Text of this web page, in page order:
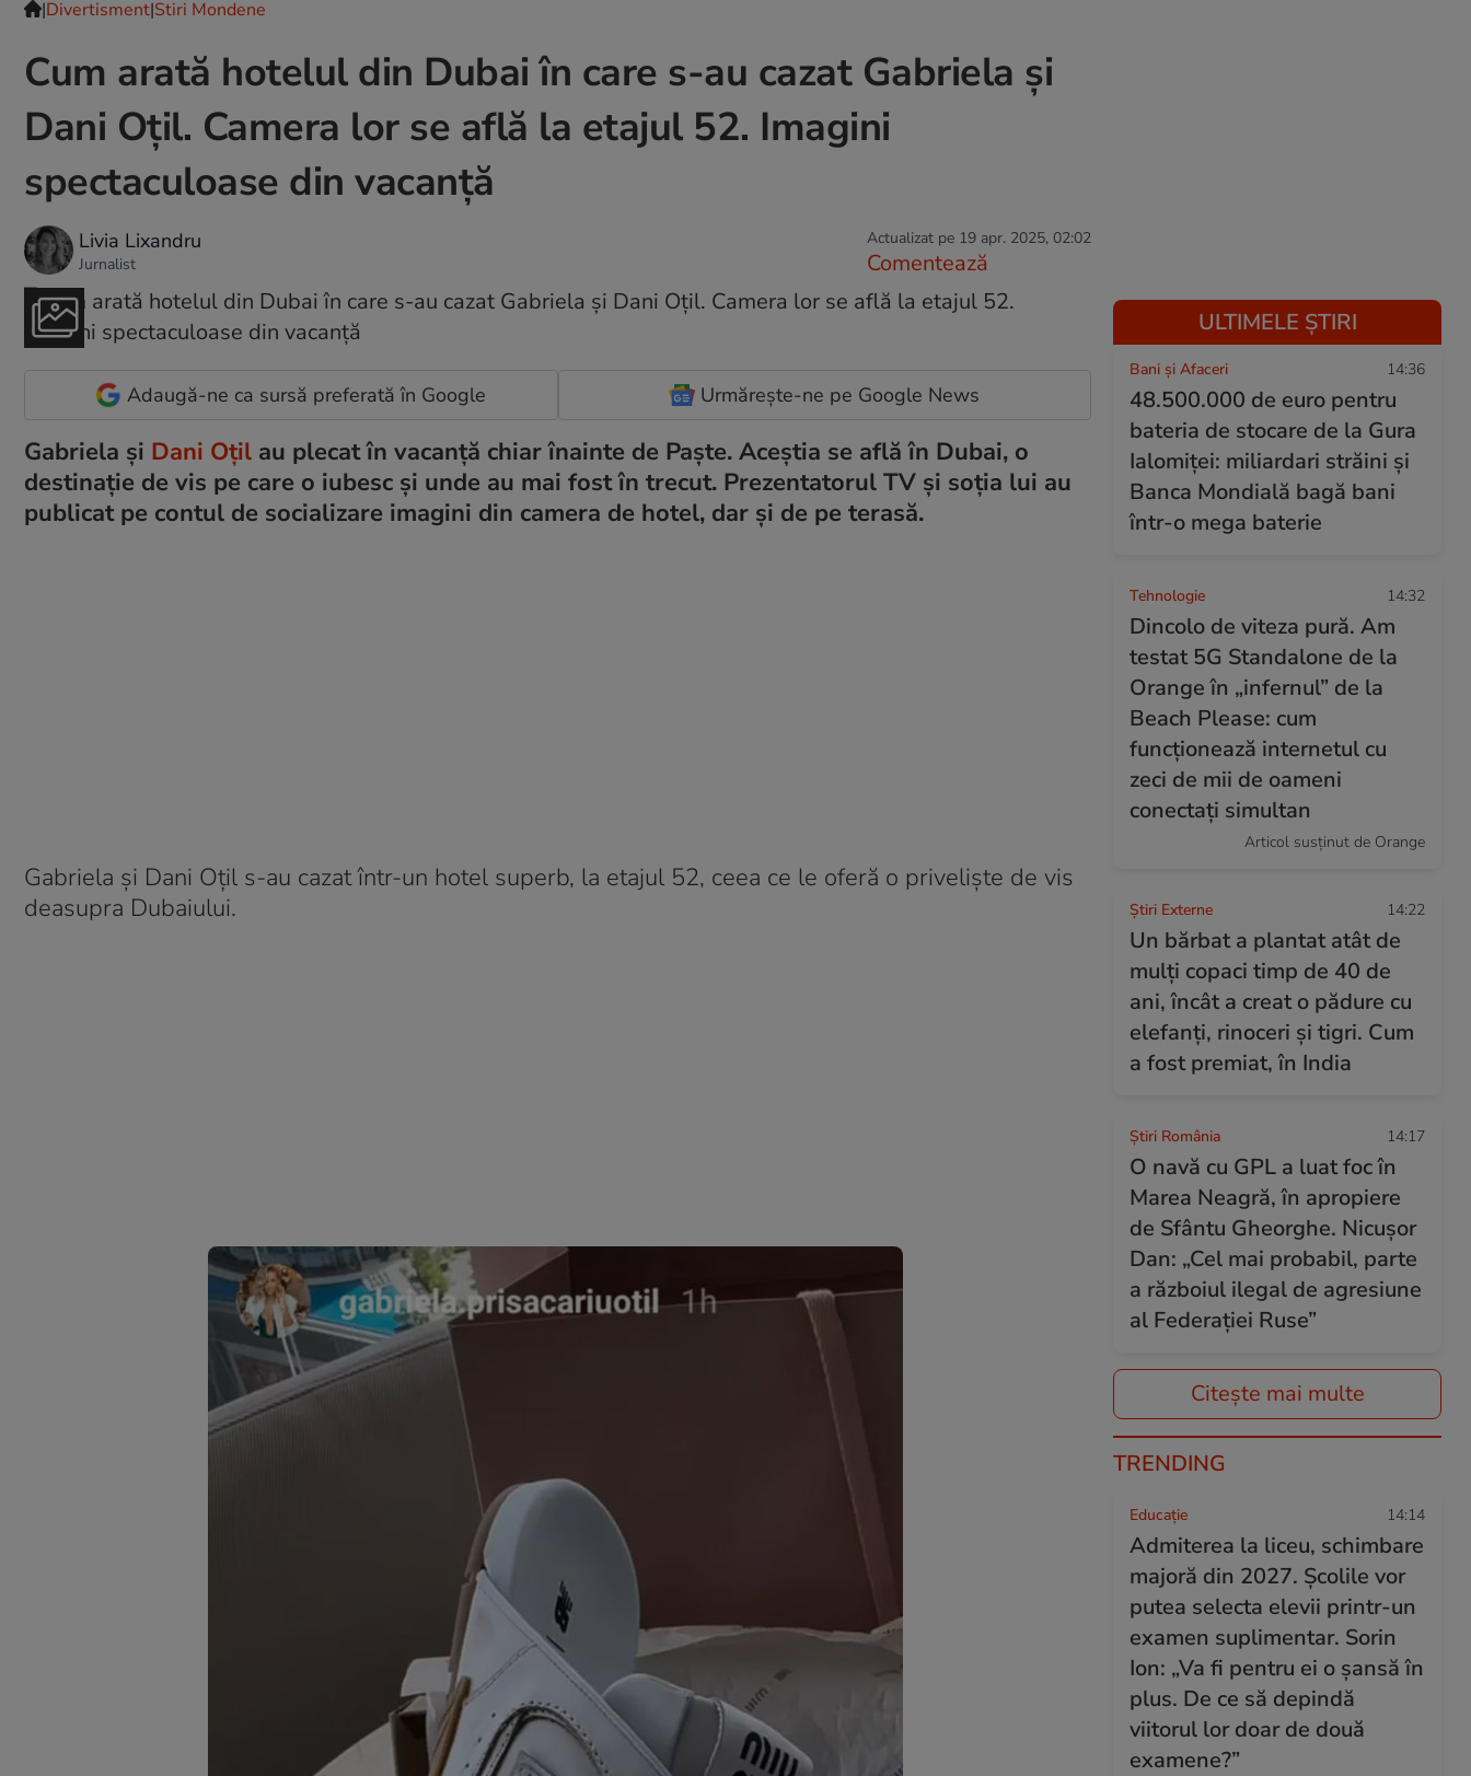
|Divertisment|Stiri Mondene
Cum arată hotelul din Dubai în care s-au cazat Gabriela și
Dani Oțil. Camera lor se află la etajul 52. Imagini
spectaculoase din vacanță
Livia Lixandru
Jurnalist
Actualizat pe 19 apr. 2025, 02:02
Comentează
Adaugă-ne ca sursă preferată în Google Urmărește-ne pe Google News
Gabriela și Dani Oțil au plecat în vacanță chiar înainte de Paște. Aceștia se află în Dubai, o
destinație de vis pe care o iubesc și unde au mai fost în trecut. Prezentatorul TV și soția lui au
publicat pe contul de socializare imagini din camera de hotel, dar și de pe terasă.
Gabriela și Dani Oțil s-au cazat într-un hotel superb, la etajul 52, ceea ce le oferă o priveliște de vis
deasupra Dubaiului.
ULTIMELE ȘTIRI
Bani și Afaceri 14:36
48.500.000 de euro pentru
bateria de stocare de la Gura
Ialomiței: miliardari străini și
Banca Mondială bagă bani
într-o mega baterie
Tehnologie 14:32
Dincolo de viteza pură. Am
testat 5G Standalone de la
Orange în „infernul” de la
Beach Please: cum
funcționează internetul cu
zeci de mii de oameni
conectați simultan
Articol susținut de Orange
Știri Externe 14:22
Un bărbat a plantat atât de
mulți copaci timp de 40 de
ani, încât a creat o pădure cu
elefanți, rinoceri și tigri. Cum
a fost premiat, în India
Știri România 14:17
O navă cu GPL a luat foc în
Marea Neagră, în apropiere
de Sfântu Gheorghe. Nicușor
Dan: „Cel mai probabil, parte
a războiul ilegal de agresiune
al Federației Ruse”
Citește mai multe
TRENDING
Educație 14:14
Admiterea la liceu, schimbare
majoră din 2027. Școlile vor
putea selecta elevii printr-un
examen suplimentar. Sorin
Ion: „Va fi pentru ei o șansă în
plus. De ce să depindă
viitorul lor doar de două
examene?”